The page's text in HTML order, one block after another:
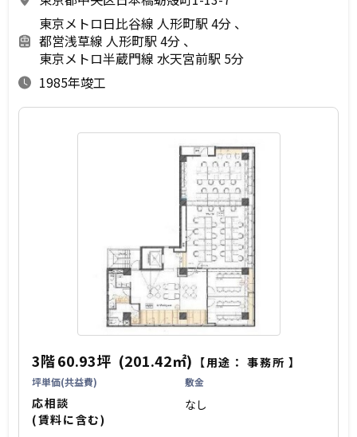
東京メトロ日比谷線 人形町駅 4分
都営浅草線 人形町駅 4分
東京メトロ半蔵門線 水天宮前駅 5分
1985年竣工
3階60.93坪 (201.42㎡) 【用途：事務所 】
坪単価(共益費)
応相談
(賃料に含む)
敷金
なし